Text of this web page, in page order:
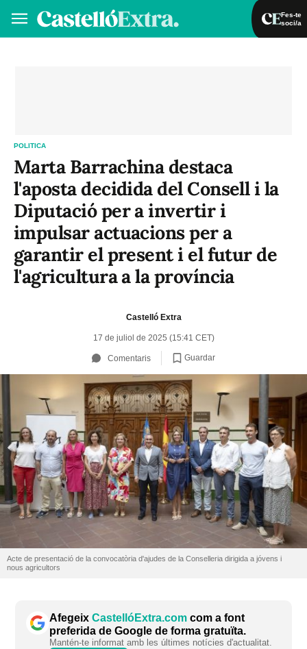
Fes-te
soci/a
POLITICA
Marta Barrachina destaca
l'aposta decidida del Consell i la
Diputació per a invertir i
impulsar actuacions per a
garantir el present i el futur de
l'agricultura a la província
Castelló Extra
17 de juliol de 2025 (15:41 CET)
Comentaris Guardar
Acte de presentació de la convocatòria d'ajudes de la Conselleria dirigida a jóvens i
nous agricultors
Afegeix CastellóExtra.com com a font
preferida de Google de forma gratuïta.
Mantén-te informat amb les últimes notícies d'actualitat.